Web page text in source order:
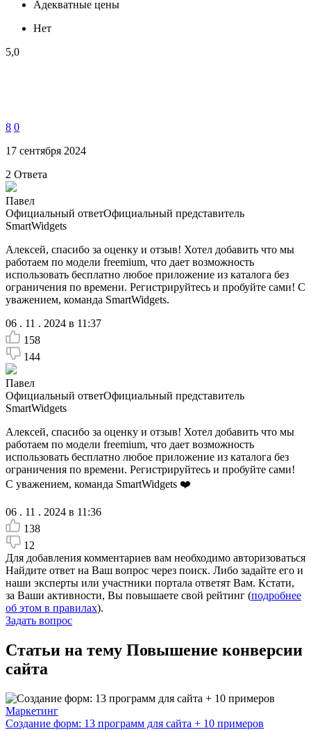
Адекватные цены
Нет
5,0
8 0
17 сентября 2024
2 Ответа
Павел
Официальный ответОфициальный представитель
SmartWidgets
Алексей, спасибо за оценку и отзыв! Хотел добавить что мы
работаем по модели freemium, что дает возможность
использовать бесплатно любое приложение из каталога без
ограничения по времени. Регистрируйтесь и пробуйте сами! С
уважением, команда SmartWidgets.
06 . 11 . 2024 в 11:37
158
144
Павел
Официальный ответОфициальный представитель
SmartWidgets
Алексей, спасибо за оценку и отзыв! Хотел добавить что мы
работаем по модели freemium, что дает возможность
использовать бесплатно любое приложение из каталога без
ограничения по времени. Регистрируйтесь и пробуйте сами!
С уважением, команда SmartWidgets ❤️
06 . 11 . 2024 в 11:36
138
12
Для добавления комментариев вам необходимо авторизоваться
Найдите ответ на Ваш вопрос через поиск. Либо задайте его и
наши эксперты или участники портала ответят Вам. Кстати,
за Ваши активности, Вы повышаете свой рейтинг (подробнее
об этом в правилах).
Задать вопрос
Статьи на тему Повышение конверсии
сайта
Маркетинг
Создание форм: 13 программ для сайта + 10 примеров